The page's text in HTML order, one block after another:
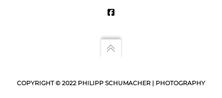
COPYRIGHT © 2022 PHILIPP SCHUMACHER | PHOTOGRAPHY